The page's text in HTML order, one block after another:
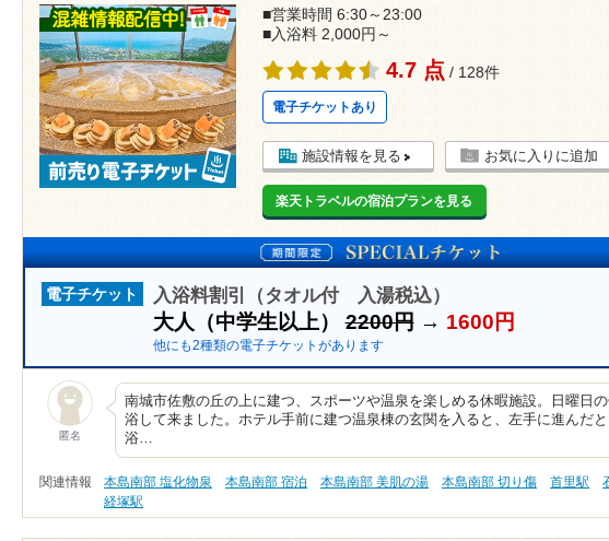
■営業時間 6:30～23:00
■入浴料 2,000円～
4.7 点 / 128件
電子チケットあり
施設情報を見る お気に入りに追加
楽天トラベルの宿泊プランを見る
電子チケット 入浴料割引（タオル付 入湯税込）
大人（中学生以上）2200円→ 1600円
他にも2種類の電子チケットがあります
匿名
南城市佐敷の丘の上に建つ、スポーツや温泉を楽しめる休暇施設。日曜日
浴して来ました。ホテル手前に建つ温泉棟の玄関を入ると、左手に進んだ
浴…
関連情報 本島南部 塩化物泉 本島南部 宿泊 本島南部 美肌の湯 本島南部 切り傷 首里駅
経塚駅